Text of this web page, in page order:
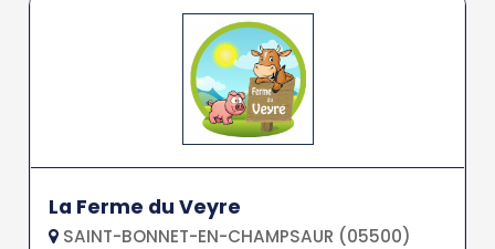
La Ferme du Veyre
SAINT-BONNET-EN-CHAMPSAUR (05500)